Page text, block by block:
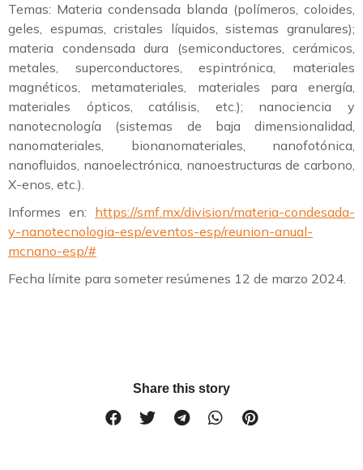
Temas: Materia condensada blanda (polímeros, coloides,
geles, espumas, cristales líquidos, sistemas granulares);
materia condensada dura (semiconductores, cerámicos,
metales, superconductores, espintrónica, materiales
magnéticos, metamateriales, materiales para energía,
materiales ópticos, catálisis, etc.); nanociencia y
nanotecnología (sistemas de baja dimensionalidad,
nanomateriales, bionanomateriales, nanofotónica,
nanofluidos, nanoelectrónica, nanoestructuras de carbono,
X-enos, etc.).
Informes en: https://smf.mx/division/materia-condesada-
y-nanotecnologia-esp/eventos-esp/reunion-anual-
mcnano-esp/#
Fecha límite para someter resúmenes 12 de marzo 2024.
Share this story